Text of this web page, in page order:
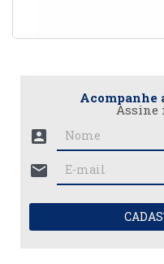
Acompanhe
Assine
account_box
mail